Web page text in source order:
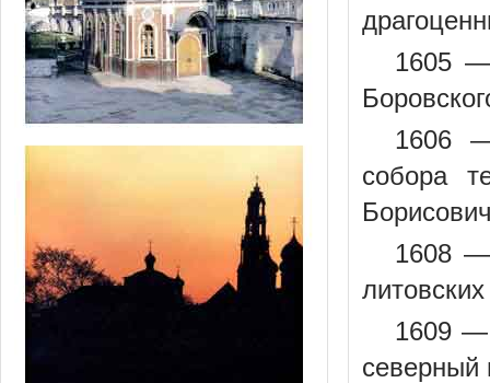
1605 —
1606
собора
1608 —
1609 —
северный